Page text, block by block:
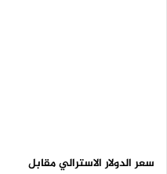
سعر الدولار الاسترالي مقابل